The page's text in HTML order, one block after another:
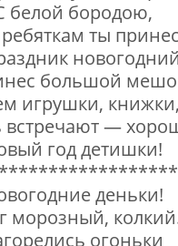
белой бородою,
ты
большой
игрушки,
встречают —
год детишки!
деньки!
морозный,
огоньки